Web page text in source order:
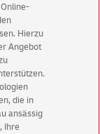
€ Gutschein
5 € Gutschein
Hierzu
Angebot
die in
ansässig
Ihre